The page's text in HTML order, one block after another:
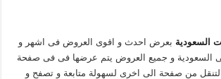
السعوديةبعرض احدث و اقوى العروض فى اشهر و
فى السعودية و جميع العروض يتم عرضها فى فى صفحة
من صفحة الى اخرى لسهولة متابعة و تصفح و